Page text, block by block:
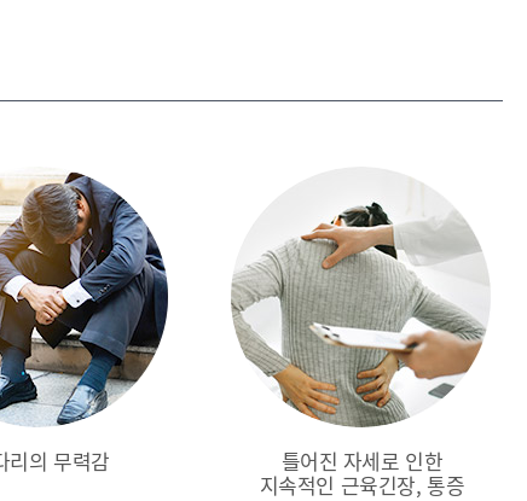
리의 무력감
틀어진 자세로 인한
지속적인 근육긴장, 통증